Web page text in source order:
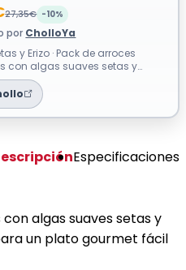
27,35€ -10%
por CholloYa
y Erizo · Pack de arroces
con algas suaves setas y
erizo perfecto para un plato
Especificaciones
algas suaves setas y
un plato gourmet fácil